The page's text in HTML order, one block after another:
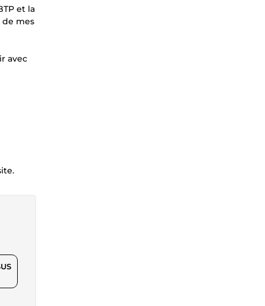
et la
de mes
avec